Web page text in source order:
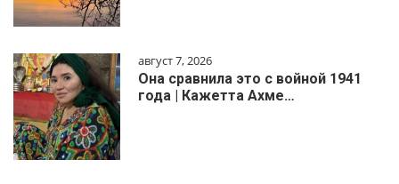
август 7, 2026
Она сравнила это с войной 1941
года | Кажетта Ахме…